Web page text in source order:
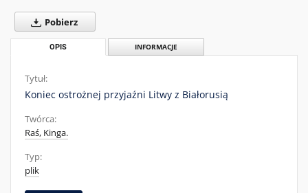
Pobierz
OPIS INFORMACJE
Tytuł:
Koniec ostrożnej przyjaźni Litwy z Białorusią
Twórca:
Raś, Kinga.
Typ:
plik